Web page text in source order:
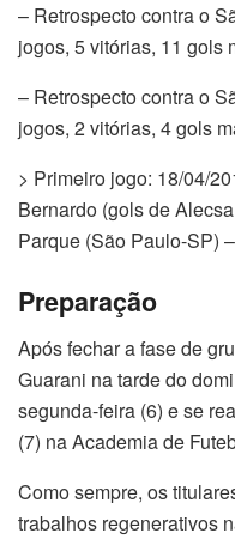
– Retrospecto contra o
jogos, 5 vitórias, 11 gols
– Retrospecto contra o
jogos, 2 vitórias, 4 gols
> Primeiro jogo: 18/04/
Bernardo (gols de
Parque (São Paulo-SP)
Preparação
Após fechar a fase de
Guarani na tarde do
segunda-feira (6) e se
(7) na Academia de
Como sempre, os
trabalhos regenerativos